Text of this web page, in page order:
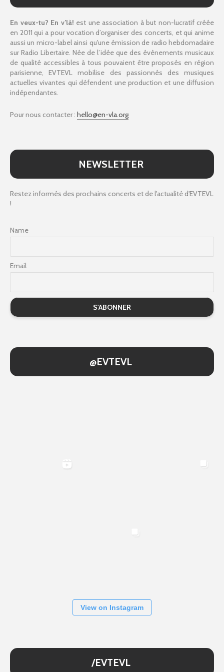
En veux-tu? En v’là! est une association à but non-lucratif créée
en 2011 qui a pour vocation d’organiser des concerts, et qui anime
aussi un micro-label ainsi qu'une émission de radio hebdomadaire
sur Radio Libertaire. Née de l’idée que des évènements musicaux
de qualité accessibles à tous pouvaient être proposés en région
parisienne, EVTEVL mobilise des passionnés des musiques
actuelles vivantes qui défendent une production et une diffusion
indépendantes.
Pour nous contacter : hello@en-vla.org
NEWSLETTER
Restez informés des prochains concerts et de l'actualité d'EVTEVL
!
Name
Email
@EVTEVL
View on Instagram
/EVTEVL